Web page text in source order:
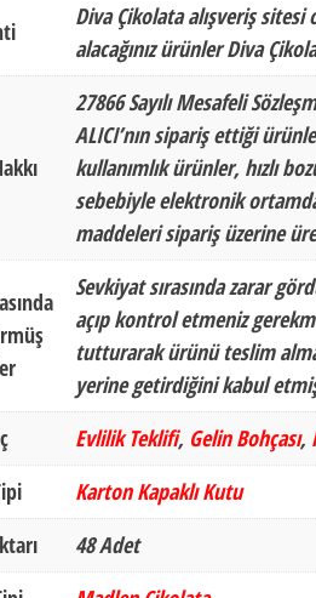
Diva Çikolata alışveriş sitesi
alacağınız ürünler Diva
27866 Sayılı Mesafeli
ALICI’nın sipariş ettiği
kullanımlık ürünler, hızlı
sebebiyle elektronik
maddeleri sipariş üzerine
Sevkiyat sırasında zarar
açıp kontrol etmeniz
tutturarak ürünü teslim
yerine getirdiğini kabul
Evlilik Teklifi, Gelin Bohçası,
Karton Kapaklı Kutu
48 Adet